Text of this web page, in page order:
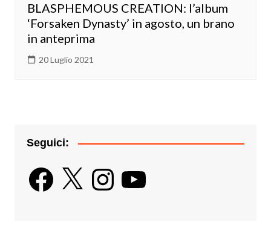
BLASPHEMOUS CREATION: l’album
‘Forsaken Dynasty’ in agosto, un brano
in anteprima
20 Luglio 2021
Seguici:
Facebook
X InstagramYouTube